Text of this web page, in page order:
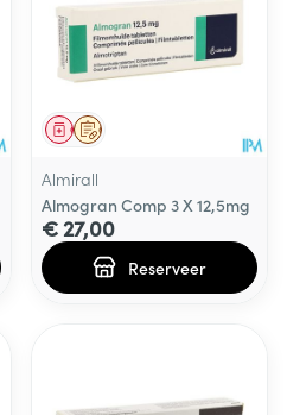
Op voorschrift
Geneesmiddel
Almirall
Almogran Comp 3 X 12,5mg
€ 27,00
Reserveer